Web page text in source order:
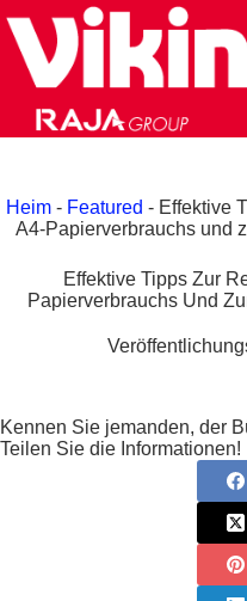
Inhalt
springen
Heim - Featured - Effektive
A4-Papierverbrauchs und
Effektive Tipps Zur
Papierverbrauchs Und
Kennen Sie jemanden, der
Teilen Sie die Informationen!